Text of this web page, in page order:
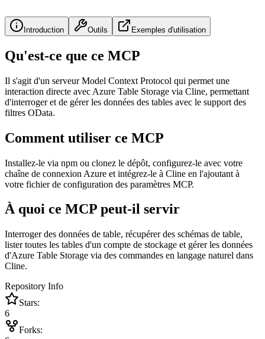
Introduction Outils Exemples d'utilisation
Qu'est-ce que ce MCP
Il s'agit d'un serveur Model Context Protocol qui permet une
interaction directe avec Azure Table Storage via Cline, permettant
d'interroger et de gérer les données des tables avec le support des
filtres OData.
Comment utiliser ce MCP
Installez-le via npm ou clonez le dépôt, configurez-le avec votre
chaîne de connexion Azure et intégrez-le à Cline en l'ajoutant à
votre fichier de configuration des paramètres MCP.
À quoi ce MCP peut-il servir
Interroger des données de table, récupérer des schémas de table,
lister toutes les tables d'un compte de stockage et gérer les données
d'Azure Table Storage via des commandes en langage naturel dans
Cline.
Repository Info
Stars:
6
Forks: